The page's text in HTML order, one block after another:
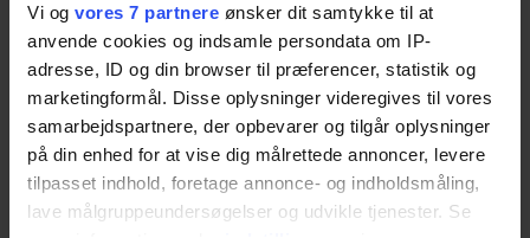
Vi og vores 7 partnere ønsker dit samtykke til at
anvende cookies og indsamle persondata om IP-
adresse, ID og din browser til præferencer, statistik og
marketingformål. Disse oplysninger videregives til vores
samarbejdspartnere, der opbevarer og tilgår oplysninger
på din enhed for at vise dig målrettede annoncer, levere
tilpasset indhold, foretage annonce- og indholdsmåling,
lave målgruppeundersøgelser og udvikle tjenester. Se
Udendørs læringsrum
Køkken- og båludstyr
Design jeres egen hytte
Værd at vide
Hvorfor bålhus?
Hvordan bruger man et bålhus?
Hvad med byggesagen?
Hvorfor vælge Den Lille Legepladsfabrik?
Kundeudtalelser
Kontakt
Om os